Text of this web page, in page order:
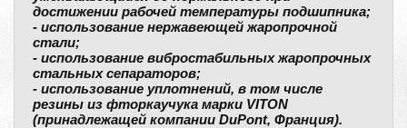
достижении рабочей температуры подшипника;
- использование нержавеющей жаропрочной
стали;
- использование вибростабильных жаропрочных
стальных сепараторов;
- использование уплотнений, в том числе
резины из фторкаучука марки VITON
(принадлежащей компании DuPont, Франция).